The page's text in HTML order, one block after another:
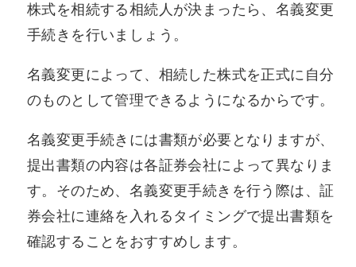
株式を相続する相続人が決まったら、名義変更
手続きを行いましょう。
名義変更によって、相続した株式を正式に自分
のものとして管理できるようになるからです。
名義変更手続きには書類が必要となりますが、
提出書類の内容は各証券会社によって異なりま
す。そのため、名義変更手続きを行う際は、証
券会社に連絡を入れるタイミングで提出書類を
確認することをおすすめします。